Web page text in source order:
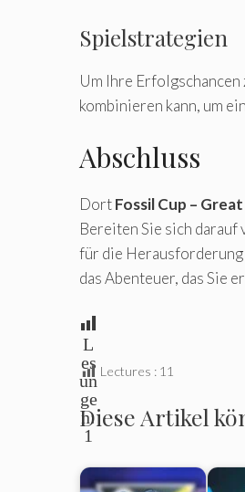
Spielstrategien
Um Ihre
kombinieren kann, um
Abschluss
DortFossil Cup –
Bereiten Sie sich darauf
für die Herausforderung
das Abenteuer, das Sie
L
es
un
ge
n:
1
Lectures : 11
Diese Artikel